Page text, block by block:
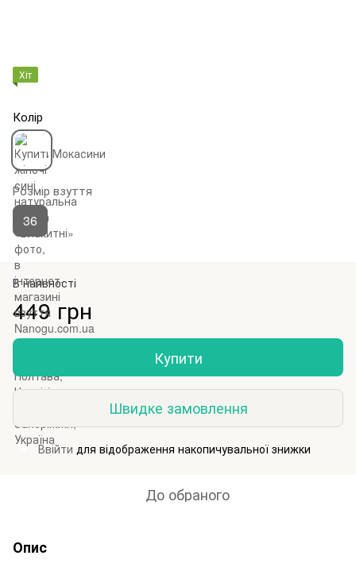
Хіт
Колір
Розмір взуття
36
В наявності
449 грн
Купити
Швидке замовлення
% Ввійти для відображення накопичувальної знижки
До обраного
Опис